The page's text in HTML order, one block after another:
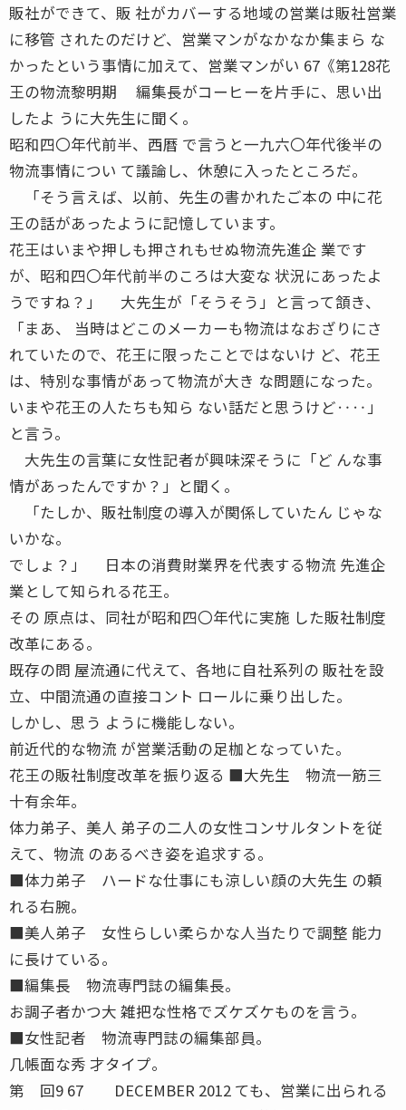
販社ができて、販 社がカバーする地域の営業は販社営業
に移管 されたのだけど、営業マンがなかなか集まら な
かったという事情に加えて、営業マンがい 67《第128花
王の物流黎明期 編集長がコーヒーを片手に、思い出
したよ うに大先生に聞く。
昭和四〇年代前半、西暦 で言うと一九六〇年代後半の
物流事情につい て議論し、休憩に入ったところだ。
「そう言えば、以前、先生の書かれたご本の 中に花
王の話があったように記憶しています。
花王はいまや押しも押されもせぬ物流先進企 業です
が、昭和四〇年代前半のころは大変な 状況にあったよ
うですね？」 大先生が「そうそう」と言って頷き、
「まあ、 当時はどこのメーカーも物流はなおざりにさ
れていたので、花王に限ったことではないけ ど、花王
は、特別な事情があって物流が大き な問題になった。
いまや花王の人たちも知ら ない話だと思うけど‥‥」
と言う。
大先生の言葉に女性記者が興味深そうに「ど んな事
情があったんですか？」と聞く。
「たしか、販社制度の導入が関係していたん じゃな
いかな。
でしょ？」 日本の消費財業界を代表する物流 先進企
業として知られる花王。
その 原点は、同社が昭和四〇年代に実施 した販社制度
改革にある。
既存の問 屋流通に代えて、各地に自社系列の 販社を設
立、中間流通の直接コント ロールに乗り出した。
しかし、思う ように機能しない。
前近代的な物流 が営業活動の足枷となっていた。
花王の販社制度改革を振り返る ■大先生 物流一筋三
十有余年。
体力弟子、美人 弟子の二人の女性コンサルタントを従
えて、物流 のあるべき姿を追求する。
■体力弟子 ハードな仕事にも涼しい顔の大先生 の頼
れる右腕。
■美人弟子 女性らしい柔らかな人当たりで調整 能力
に長けている。
■編集長 物流専門誌の編集長。
お調子者かつ大 雑把な性格でズケズケものを言う。
■女性記者 物流専門誌の編集部員。
几帳面な秀 才タイプ。
第 回9 67 DECEMBER 2012 ても、営業に出られる